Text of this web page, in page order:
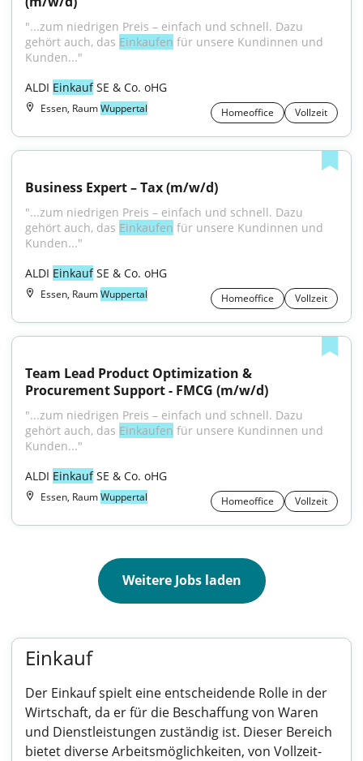
"...zum niedrigen Preis – einfach und schnell. Dazu
gehört auch, das Einkaufen für unsere Kundinnen und
Kunden..."
ALDI Einkauf SE & Co. oHG
Essen, RaumWuppertal Homeoffice Vollzeit
Business Expert – Tax (m/w/d)
"...zum niedrigen Preis – einfach und schnell. Dazu
gehört auch, das Einkaufen für unsere Kundinnen und
Kunden..."
ALDI Einkauf SE & Co. oHG
Essen, RaumWuppertal Homeoffice Vollzeit
Team Lead Product Optimization &
Procurement Support - FMCG (m/w/d)
"...zum niedrigen Preis – einfach und schnell. Dazu
gehört auch, das Einkaufen für unsere Kundinnen und
Kunden..."
ALDI Einkauf SE & Co. oHG
Essen, RaumWuppertal Homeoffice Vollzeit
Weitere Jobs laden
Einkauf
Der Einkauf spielt eine entscheidende Rolle in der
Wirtschaft, da er für die Beschaffung von Waren
und Dienstleistungen zuständig ist. Dieser Bereich
bietet diverse Arbeitsmöglichkeiten, von Vollzeit-